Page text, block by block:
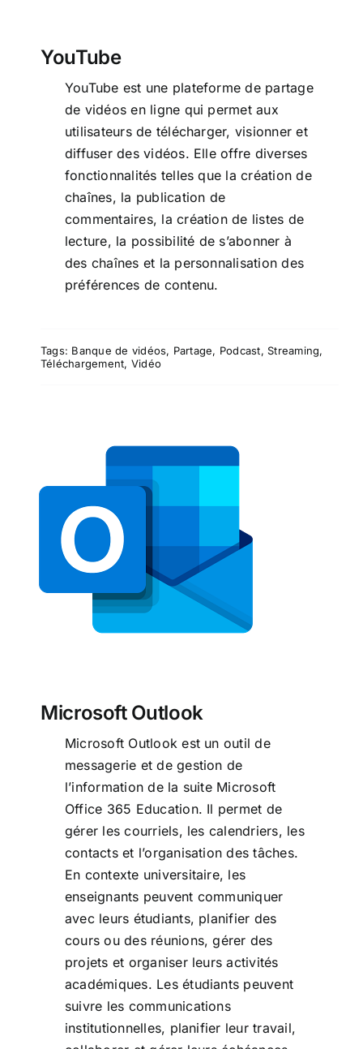
YouTube
YouTube est une plateforme de partage
de vidéos en ligne qui permet aux
utilisateurs de télécharger, visionner et
diffuser des vidéos. Elle offre diverses
fonctionnalités telles que la création de
chaînes, la publication de
commentaires, la création de listes de
lecture, la possibilité de s’abonner à
des chaînes et la personnalisation des
préférences de contenu.
Tags: Banque de vidéos, Partage, Podcast,Streaming,
Téléchargement, Vidéo
Microsoft Outlook
Microsoft Outlook
Microsoft Outlook est un outil de
messagerie et de gestion de
l’information de la suite Microsoft
Office 365 Education. Il permet de
gérer les courriels, les calendriers, les
contacts et l’organisation des tâches.
En contexte universitaire, les
enseignants peuvent communiquer
avec leurs étudiants, planifier des
cours ou des réunions, gérer des
projets et organiser leurs activités
académiques. Les étudiants peuvent
suivre les communications
institutionnelles, planifier leur travail,